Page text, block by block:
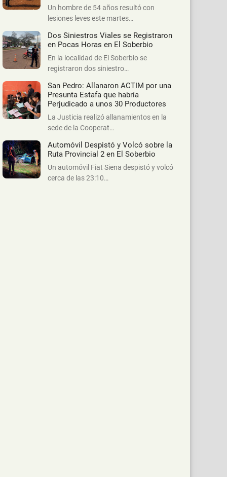
Un hombre de 54 años resultó con
lesiones leves este martes…
Dos Siniestros Viales se Registraron
en Pocas Horas en El Soberbio
En la localidad de El Soberbio se
registraron dos siniestro…
San Pedro: Allanaron ACTIM por una
Presunta Estafa que habría
Perjudicado a unos 30 Productores
La Justicia realizó allanamientos en la
sede de la Cooperat…
Automóvil Despistó y Volcó sobre la
Ruta Provincial 2 en El Soberbio
Un automóvil Fiat Siena despistó y volcó
cerca de las 23:10…